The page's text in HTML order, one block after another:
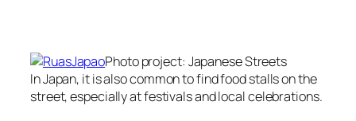
Photo project: Japanese Streets
In Japan, it is alsocommon to findfood stallson the
street, especiallyat festivalsand local celebrations.